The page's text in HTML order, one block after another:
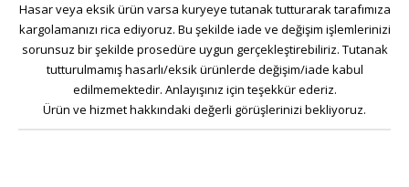
Hasar veya eksik ürün varsa kuryeye tutanak tutturarak tarafımıza
kargolamanızı rica ediyoruz. Bu şekilde iade ve değişim işlemlerinizi
sorunsuz bir şekilde prosedüre uygun gerçekleştirebiliriz. Tutanak
tutturulmamış hasarlı/eksik ürünlerde değişim/iade kabul
edilmemektedir. Anlayışınız için teşekkür ederiz.
Ürün ve hizmet hakkındaki değerli görüşlerinizi bekliyoruz.